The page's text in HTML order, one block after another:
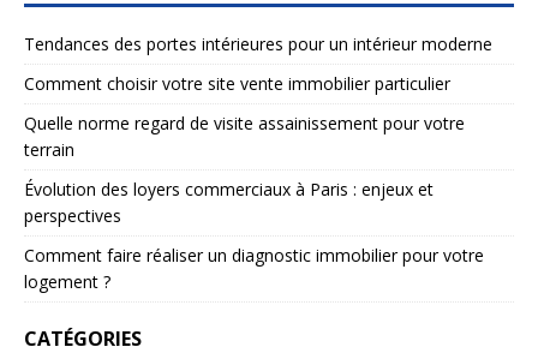
Tendances des portes intérieures pour un intérieur moderne
Comment choisir votre site vente immobilier particulier
Quelle norme regard de visite assainissement pour votre
terrain
Évolution des loyers commerciaux à Paris : enjeux et
perspectives
Comment faire réaliser un diagnostic immobilier pour votre
logement ?
CATÉGORIES